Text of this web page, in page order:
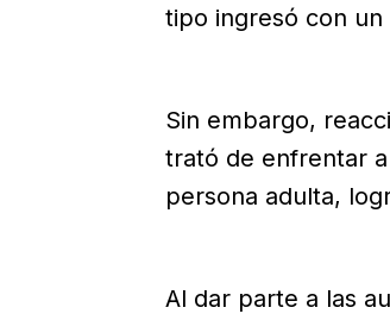
tipo ingresó con
Sin embargo,
trató de enfrentar
persona adulta,
Al dar parte a las